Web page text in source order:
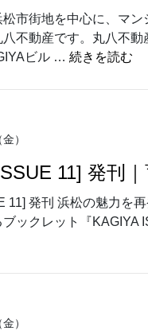
松市街地を中心に、マ
八不動産です。丸八不
ビル … 続きを読む
）
11] 発刊
11] 発刊 浜松の魅力を
ックレット『KAGIYA
）